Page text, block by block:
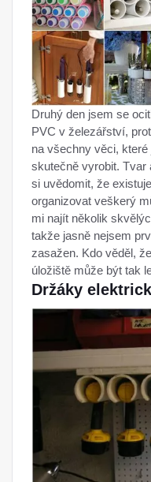
Druhý den jsem se
PVC v železářství,
na všechny věci,
skutečně vyrobit. Tvar
si uvědomit, že
organizovat veškerý
mi najít několik
takže jasně nejsem
zasažen. Kdo věděl,
úložiště může být tak
Držáky